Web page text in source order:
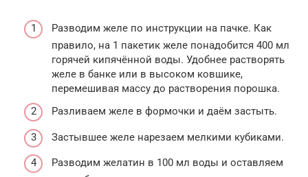
Разводим желе по инструкции на пачке. Как
правило, на 1 пакетик желе понадобится 400 мл
горячей кипячённой воды. Удобнее растворять
желе в банке или в высоком ковшике,
перемешивая массу до растворения порошка.
Разливаем желе в формочки и даём застыть.
Застывшее желе нарезаем мелкими кубиками.
Разводим желатин в 100 мл воды и оставляем